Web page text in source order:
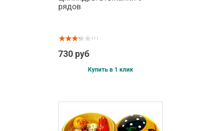
рядов
( 1 )
730 руб
Купить в 1 клик